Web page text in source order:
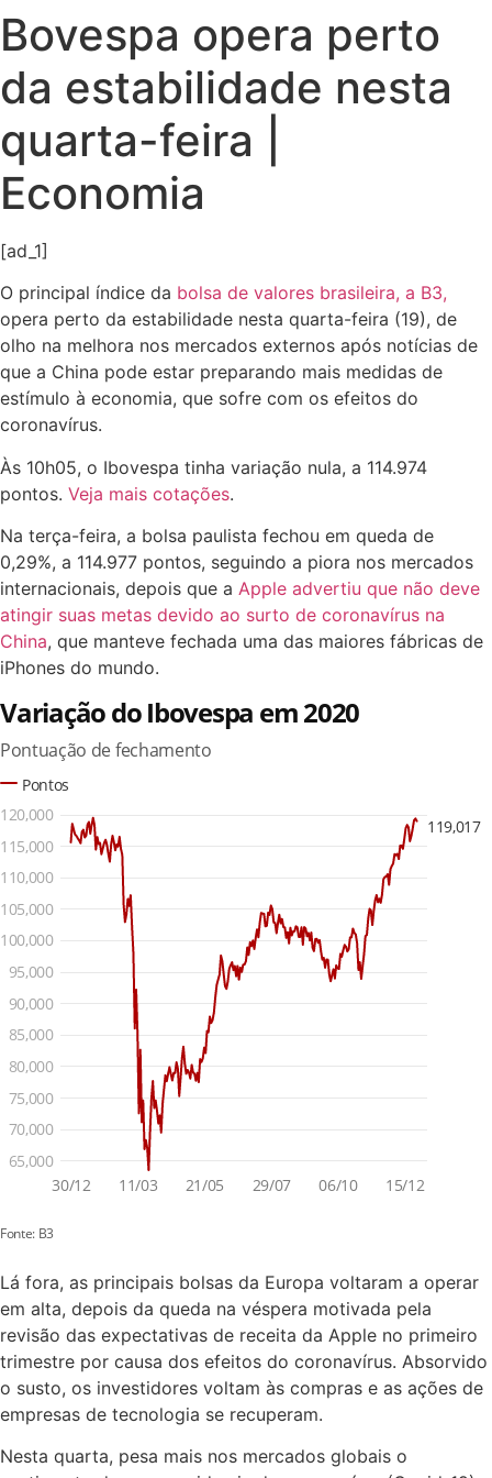
Bovespa opera perto
da estabilidade nesta
quarta-feira |
Economia
[ad_1]
O principal índice da bolsa de valores brasileira, a B3,
opera perto da estabilidade nesta quarta-feira (19), de
olho na melhora nos mercados externos após notícias de
que a China pode estar preparando mais medidas de
estímulo à economia, que sofre com os efeitos do
coronavírus.
Às 10h05, o Ibovespa tinha variação nula, a 114.974
pontos. Veja mais cotações.
Na terça-feira, a bolsa paulista fechou em queda de
0,29%, a 114.977 pontos, seguindo a piora nos mercados
internacionais, depois que a Apple advertiu que não deve
atingir suas metas devido ao surto de coronavírus na
China, que manteve fechada uma das maiores fábricas de
iPhones do mundo.
Lá fora, as principais bolsas da Europa voltaram a operar
em alta, depois da queda na véspera motivada pela
revisão das expectativas de receita da Apple no primeiro
trimestre por causa dos efeitos do coronavírus. Absorvido
o susto, os investidores voltam às compras e as ações de
empresas de tecnologia se recuperam.
Nesta quarta, pesa mais nos mercados globais o